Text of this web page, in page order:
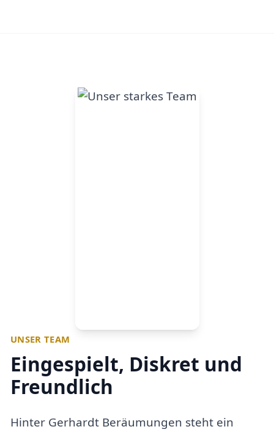
UNSER TEAM
Eingespielt, Diskret und
Freundlich
Hinter Gerhardt Beräumungen steht ein